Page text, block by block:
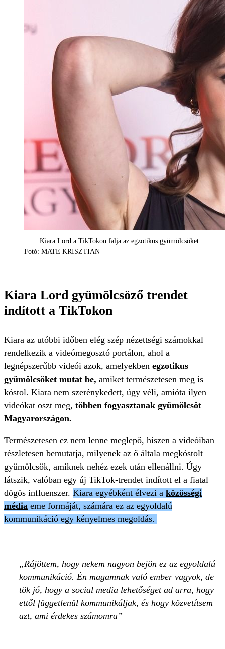
Kiara Lord a TikTokon falja az egzotikus gyümölcsöket
Fotó: MATE KRISZTIAN
Kiara Lord gyümölcsöző trendet
indított a TikTokon
Kiara az utóbbi időben elég szép nézettségi számokkal
rendelkezik a videómegosztó portálon, ahol a
legnépszerűbb videói azok, amelyekben egzotikus
gyümölcsöket mutat be, amiket természetesen meg is
kóstol. Kiara nem szerénykedett, úgy véli, amióta ilyen
videókat oszt meg, többen fogyasztanak gyümölcsöt
Magyarországon.
Természetesen ez nem lenne meglepő, hiszen a videóiban
részletesen bemutatja, milyenek az ő általa megkóstolt
gyümölcsök, amiknek nehéz ezek után ellenállni. Úgy
látszik, valóban egy új TikTok-trendet indított el a fiatal
dögös influenszer. Kiara egyébként élvezi a közösségi
média eme formáját, számára ez az egyoldalú
kommunikáció egy kényelmes megoldás.
Rájöttem, hogy nekem nagyon bejön ez az egyoldalú
kommunikáció. Én magamnak való ember vagyok, de
tök jó, hogy a social media lehetőséget ad arra, hogy
ettől függetlenül kommunikáljak, és hogy közvetítsem
azt, ami érdekes számomra